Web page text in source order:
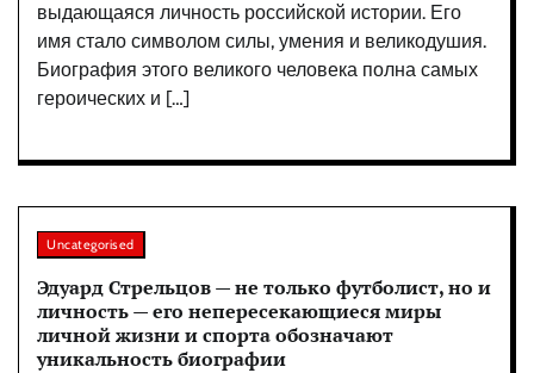
выдающаяся личность российской истории. Его
имя стало символом силы, умения и великодушия.
Биография этого великого человека полна самых
героических и […]
Uncategorised
Эдуард Стрельцов — не только футболист, но и
личность — его непересекающиеся миры
личной жизни и спорта обозначают
уникальность биографии